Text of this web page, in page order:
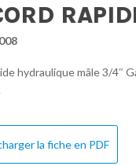
hydraulique mâle 3/4″
la fiche en PDF